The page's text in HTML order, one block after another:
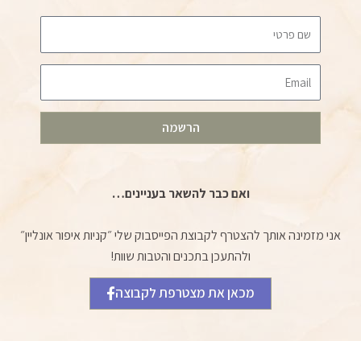
הרשמה
ואם כבר להשאר בעניינים…
אני מזמינה אותך להצטרף לקבוצת הפייסבוק שלי ״קניות איפור אונליין״
ולהתעכן בתכנים והטבות שוות!
מכאן את מצטרפת לקבוצה